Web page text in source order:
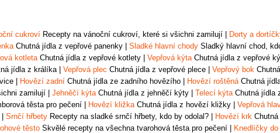
cukroví Recepty na vánoční cukroví, které si všichni zamilují Dorty a
Chutná jídla z vepřové panenky Sladké hlavní chody Sladký hlavní chod,
kotleta Chutná jídla z vepřové kotlety Vepřová kýta Chutná jídla z vepřové
jídla z králíka
Vepřová plec Chutná jídla z vepřové plece Vepřový bok
Hovězí zadní Chutná jídla ze zadního hovězího Hovězí roštěná Chutná
zamilují
Jehněčí kýta Chutná jídla z jehněčí kýty Telecí kýta Chutná jídla
těsta pro pečení
Hovězí kližka Chutná jídla z hovězí kližky Vepřová
Srnčí hřbety Recepty na sladké srnčí hřbety, kdo by odolal? Hovězí krk
těsto Skvělé recepty na všechna tvarohová těsta pro pečení Knedlíčky do